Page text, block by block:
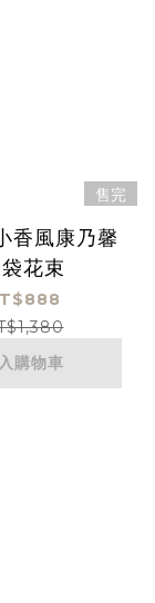
售完
香風康乃馨
花束
購物車